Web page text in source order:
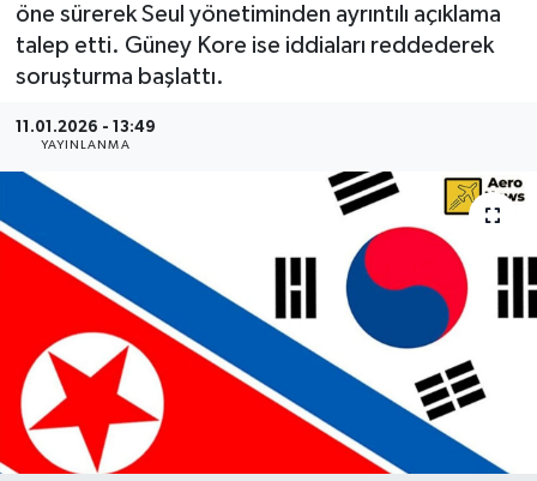
öne sürerek Seul yönetiminden ayrıntılı açıklama
talep etti. Güney Kore ise iddiaları reddederek
soruşturma başlattı.
11.01.2026 - 13:49
YAYINLANMA